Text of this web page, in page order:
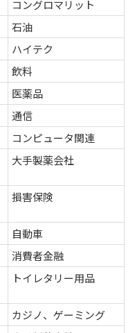
コングロマリット
石油
ハイテク
飲料
医薬品
通信
コンピュータ関連
大手製薬会社
損害保険
自動車
消費者金融
トイレタリー用品
カジノ、ゲーミング